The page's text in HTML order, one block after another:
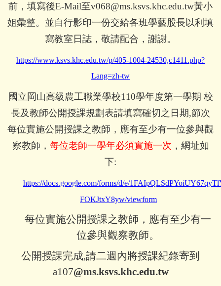
前，填寫後E-Mail至v068@ms.ksvs.khc.edu.tw黃小
姐彙整。並自行影印一份交給各班學藝股長以利填
寫教室日誌，敬請配合，謝謝。
https://www.ksvs.khc.edu.tw/p/405-1004-24530,c1411.php?
Lang=zh-tw
國立岡山高級農工職業學校110學年度第一學期 校
長及教師公開授課規劃表請填寫確切之日期,節次
每位實施公開授課之教師，應有至少有一位參與觀
察教師， 每位老師一學年必須實施一次 ，網址如
下:
https://docs.google.com/forms/d/e/
FOKJtxY8yw/viewform
每位實施公開授課之教師，應有至少有一
位參與觀察教師。
公開授課完成,請二週內將授課紀錄寄到
a107@ms.ksvs.khc.edu.tw